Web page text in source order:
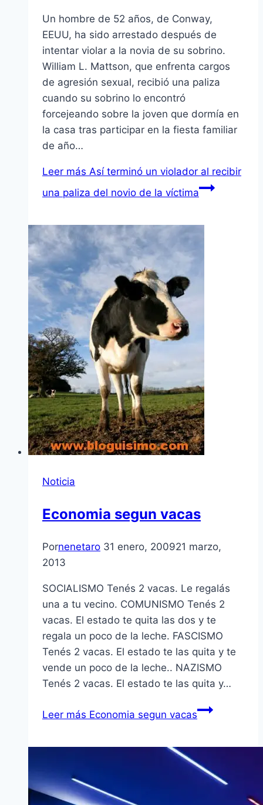
Un hombre de 52 años, de Conway,
EEUU, ha sido arrestado después de
intentar violar a la novia de su sobrino.
William L. Mattson, que enfrenta cargos
de agresión sexual, recibió una paliza
cuando su sobrino lo encontró
forcejeando sobre la joven que dormía en
la casa tras participar en la fiesta familiar
de año…
Leer más Así terminó un violador al recibir
una paliza del novio de la víctima
Noticia
Economia segun vacas
Pornenetaro 31 enero, 200921 marzo,
2013
SOCIALISMO Tenés 2 vacas. Le regalás
una a tu vecino. COMUNISMO Tenés 2
vacas. El estado te quita las dos y te
regala un poco de la leche. FASCISMO
Tenés 2 vacas. El estado te las quita y te
vende un poco de la leche.. NAZISMO
Tenés 2 vacas. El estado te las quita y…
Leer más Economia segun vacas